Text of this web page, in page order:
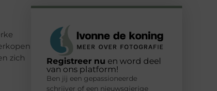
zich
Registreer nu en word deel
van ons platform!
Ben jij een gepassioneerde
schrijver of een nieuwsgierige